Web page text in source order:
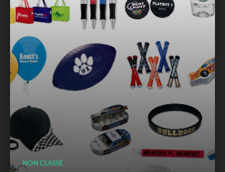
NON CLASSÉ